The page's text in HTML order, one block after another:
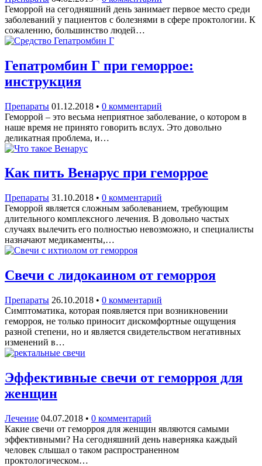
Геморрой на сегодняшний день занимает первое место среди
заболеваний у пациентов с болезнями в сфере проктологии. К
сожалению, большинство людей…
Гепатромбин Г при геморрое:
инструкция
Препараты 01.12.2018 • 0 комментарий
Геморрой – это весьма неприятное заболевание, о котором в
наше время не принято говорить вслух. Это довольно
деликатная проблема, и…
Как пить Венарус при геморрое
Препараты 31.10.2018 • 0 комментарий
Геморрой является сложным заболеванием, требующим
длительного комплексного лечения. В довольно частых
случаях вылечить его полностью невозможно, и специалисты
назначают медикаменты,…
Свечи с лидокаином от геморроя
Препараты 26.10.2018 • 0 комментарий
Симптоматика, которая появляется при возникновении
геморроя, не только приносит дискомфортные ощущения
разной степени, но и является свидетельством негативных
изменений в…
Эффективные свечи от геморроя для
женщин
Лечение 04.07.2018 • 0 комментарий
Какие свечи от геморроя для женщин являются самыми
эффективными? На сегодняшний день наверняка каждый
человек слышал о таком распространенном
проктологическом…